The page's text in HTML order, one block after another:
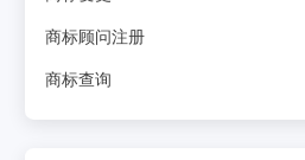
商标顾问注册
商标查询